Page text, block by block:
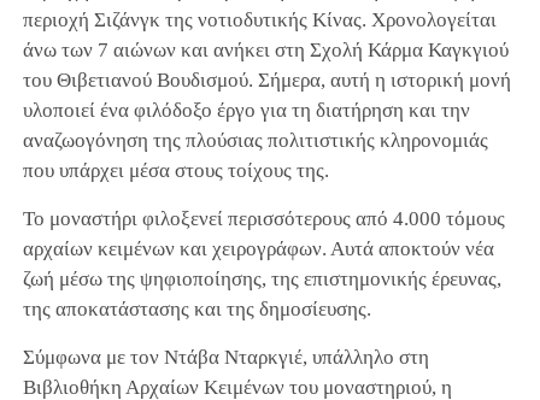
περιοχή Σιζάνγκ της νοτιοδυτικής Κίνας. Χρονολογείται
άνω των 7 αιώνων και ανήκει στη Σχολή Κάρμα Καγκγιού
του Θιβετιανού Βουδισμού. Σήμερα, αυτή η ιστορική μονή
υλοποιεί ένα φιλόδοξο έργο για τη διατήρηση και την
αναζωογόνηση της πλούσιας πολιτιστικής κληρονομιάς
που υπάρχει μέσα στους τοίχους της.
Το μοναστήρι φιλοξενεί περισσότερους από 4.000 τόμους
αρχαίων κειμένων και χειρογράφων. Αυτά αποκτούν νέα
ζωή μέσω της ψηφιοποίησης, της επιστημονικής έρευνας,
της αποκατάστασης και της δημοσίευσης.
Σύμφωνα με τον Ντάβα Νταρκγιέ, υπάλληλο στη
Βιβλιοθήκη Αρχαίων Κειμένων του μοναστηριού, η